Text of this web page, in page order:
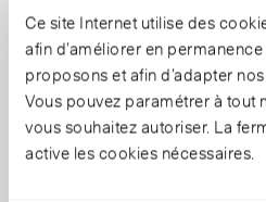
Ce site Internet utilise des
afin d’améliorer en
proposons et afin d’adapter
Vous pouvez paramétrer à tout
vous souhaitez autoriser. La
active les cookies nécessaires.